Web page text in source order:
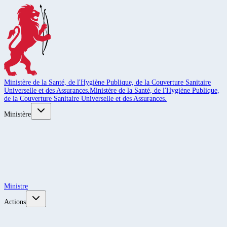
Ministère de la Santé, de l'Hygiène Publique, de la Couverture Sanitaire
Universelle et des Assurances.Ministère de la Santé, de l'Hygiène Publique,
de la Couverture Sanitaire Universelle et des Assurances.
Ministère
Ministre
Actions